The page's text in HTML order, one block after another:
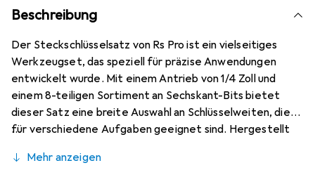
Beschreibung
Der Steckschlüsselsatz von Rs Pro ist ein vielseitiges
Werkzeugset, das speziell für präzise Anwendungen
entwickelt wurde. Mit einem Antrieb von 1/4 Zoll und
einem 8-teiligen Sortiment an Sechskant-Bits bietet
dieser Satz eine breite Auswahl an Schlüsselweiten, die
für verschiedene Aufgaben geeignet sind. Hergestellt
Langlebigkeit und Widerstandsfähigkeit, während die
Mehr anzeigen